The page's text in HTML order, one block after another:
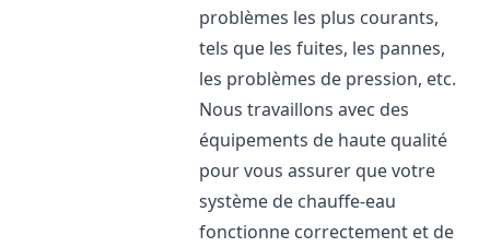
problèmes les plus courants,
tels que les fuites, les pannes,
les problèmes de pression, etc.
Nous travaillons avec des
équipements de haute qualité
pour vous assurer que votre
système de chauffe-eau
fonctionne correctement et de